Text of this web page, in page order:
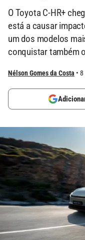
O Toyota C-HR+
está a causar
um dos modelos
conquistar também
Nélson Gomes da Costa 8